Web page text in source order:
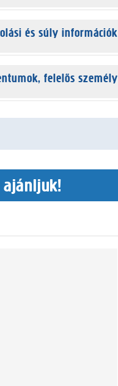
és súly információk
felelős személy
ajánljuk!